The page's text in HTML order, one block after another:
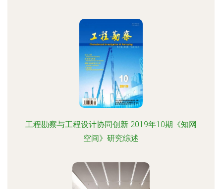
工程勘察与工程设计协同创新 2019年10期《知网
空间》研究综述